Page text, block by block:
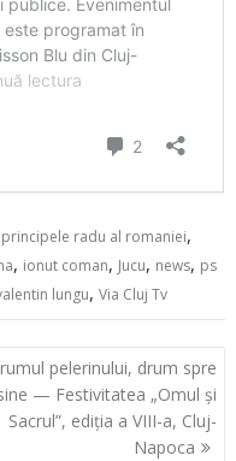
radu al romaniei,
, ionut coman, Jucu, news, ps
lungu,Via Cluj Tv
pelerinului, drum spre
— Festivitatea „Omul și
Sacrul”, ediția a VIII-a, Cluj-
Napoca